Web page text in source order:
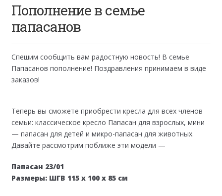
Ротанг оптом
Контакты
Пополнение в семье
папасанов
Спешим сообщить вам радостную новость! В семье
Папасанов пополнение! Поздравления принимаем в виде
заказов!
Теперь вы сможете приобрести кресла для всех членов
семьи: классическое кресло Папасан для взрослых, мини
— папасан для детей и микро-папасан для животных.
Давайте рассмотрим поближе эти модели —
Папасан 23/01
Размеры: ШГВ 115 х 100 х 85 см